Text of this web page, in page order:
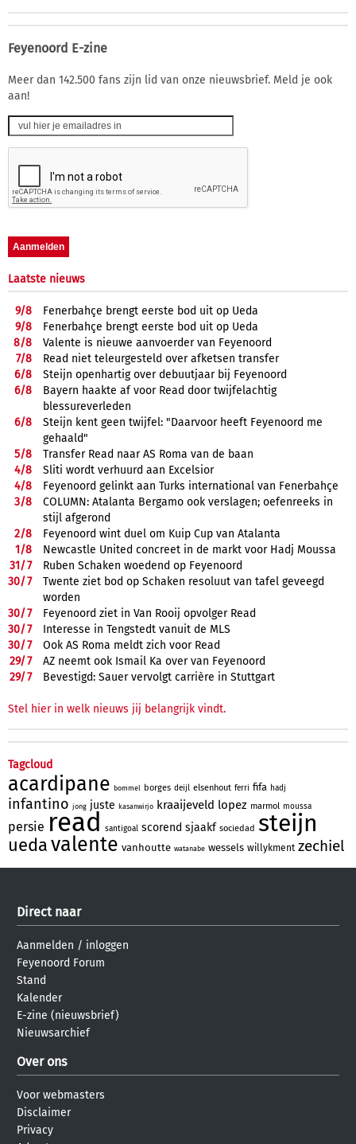
Feyenoord E-zine
Meer dan 142.500 fans zijn lid van onze nieuwsbrief. Meld je ook
aan!
Laatste nieuws
9/8
Fenerbahçe brengt eerste bod uit op Ueda
9/8
Fenerbahçe brengt eerste bod uit op Ueda
8/8
Valente is nieuwe aanvoerder van Feyenoord
7/8
Read niet teleurgesteld over afketsen transfer
6/8
Steijn openhartig over debuutjaar bij Feyenoord
6/8
Bayern haakte af voor Read door twijfelachtig
blessureverleden
6/8
Steijn kent geen twijfel: "Daarvoor heeft Feyenoord me
gehaald"
5/8
Transfer Read naar AS Roma van de baan
4/8
Sliti wordt verhuurd aan Excelsior
4/8
Feyenoord gelinkt aan Turks international van Fenerbahçe
3/8
COLUMN: Atalanta Bergamo ook verslagen; oefenreeks in
stijl afgerond
2/8
Feyenoord wint duel om Kuip Cup van Atalanta
1/8
Newcastle United concreet in de markt voor Hadj Moussa
31/7
Ruben Schaken woedend op Feyenoord
30/7
Twente ziet bod op Schaken resoluut van tafel geveegd
worden
30/7
Feyenoord ziet in Van Rooij opvolger Read
30/7
Interesse in Tengstedt vanuit de MLS
30/7
Ook AS Roma meldt zich voor Read
29/7
AZ neemt ook Ismail Ka over van Feyenoord
29/7 Bevestigd: Sauer vervolgt carrière in Stuttgart
Stel hier in welk nieuws jij belangrijk vindt.
Tagcloud
acardipane bommel borges deijl elsenhout ferri fifa hadj
infantino jong juste kasanwirjo kraaijeveld lopez marmol moussa
persie read santigoal scorend sjaakf sociedad steijn
uedavalente vanhoutte watanabe wessels willykment zechiel
Direct naar
Aanmelden / inloggen
Feyenoord Forum
Stand
Kalender
E-zine (nieuwsbrief)
Nieuwsarchief
Over ons
Voor webmasters
Disclaimer
Privacy